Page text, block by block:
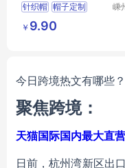
针织帽 帽子定制
腈纶氨纶帽子
带球帽子
嵊
￥ 9.90
今日跨境热文有哪些
聚焦跨境：
天猫国际国内最大直
日前，杭州湾新区出